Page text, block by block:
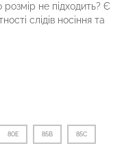
не підходить? Є
слідів носіння та
80E 85В 85C